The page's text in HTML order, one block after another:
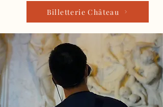
Billetterie Château